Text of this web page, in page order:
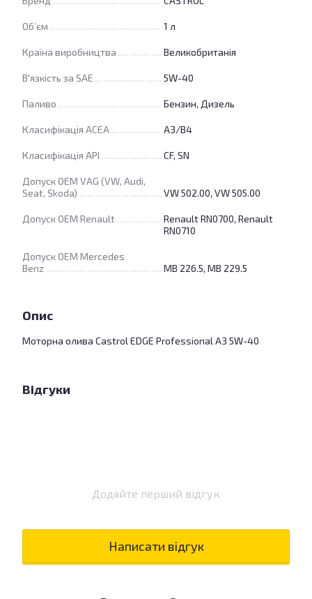
Об’єм 1 л
Країна виробництва Великобританія
В'язкість за SAE 5W-40
Паливо Бензин, Дизель
Класифікація ACEA A3/B4
Класифікація API CF, SN
Допуск OEM VAG (VW, Audi,
Seat, Skoda)
VW 502.00, VW 505.00
Допуск OEM Renault
Renault RN0700, Renault
RN0710
Допуск OEM Mercedes
Benz
MB 226.5, MB 229.5
Опис
Моторна олива Castrol EDGE Professional A3 5W-40
Відгуки
Додайте перший відгук
Написати відгук